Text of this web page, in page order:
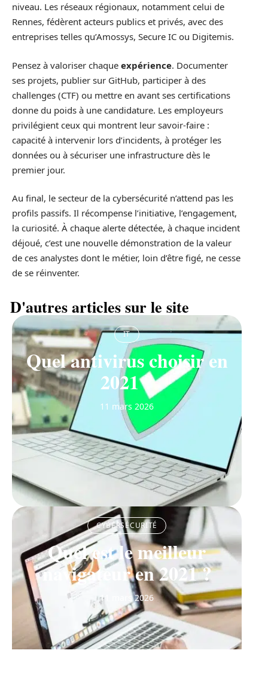
niveau. Les réseaux régionaux, notamment celui de
Rennes, fédèrent acteurs publics et privés, avec des
entreprises telles qu’Amossys, Secure IC ou Digitemis.
Pensez à valoriser chaque expérience. Documenter
ses projets, publier sur GitHub, participer à des
challenges (CTF) ou mettre en avant ses certifications
donne du poids à une candidature. Les employeurs
privilégient ceux qui montrent leur savoir-faire :
capacité à intervenir lors d’incidents, à protéger les
données ou à sécuriser une infrastructure dès le
premier jour.
Au final, le secteur de la cybersécurité n’attend pas les
profils passifs. Il récompense l’initiative, l’engagement,
la curiosité. À chaque alerte détectée, à chaque incident
déjoué, c’est une nouvelle démonstration de la valeur
de ces analystes dont le métier, loin d’être figé, ne cesse
de se réinventer.
D'autres articles sur le site
IT
Quel antivirus choisir en
2021 ?
11 mars 2026
CYBERSÉCURITÉ
Quel est le meilleur
navigateur en 2021 ?
11 mars 2026